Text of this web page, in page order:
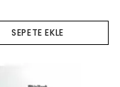
SEPETE EKLE